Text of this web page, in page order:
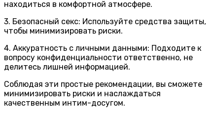
находиться в комфортной атмосфере.
3. Безопасный секс: Используйте средства защиты,
чтобы минимизировать риски.
4. Аккуратность с личными данными: Подходите к
вопросу конфиденциальности ответственно, не
делитесь лишней информацией.
Соблюдая эти простые рекомендации, вы сможете
минимизировать риски и наслаждаться
качественным интим-досугом.